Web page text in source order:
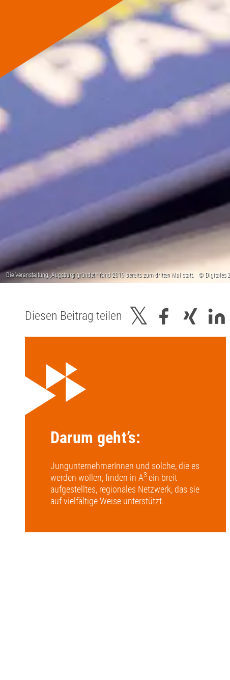
Diesen Beitrag teilen
Darum geht’s:
JungunternehmerInnen und solche, die es
werden wollen, finden in A3 ein breit
aufgestelltes, regionales Netzwerk, das sie
auf vielfältige Weise unterstützt.